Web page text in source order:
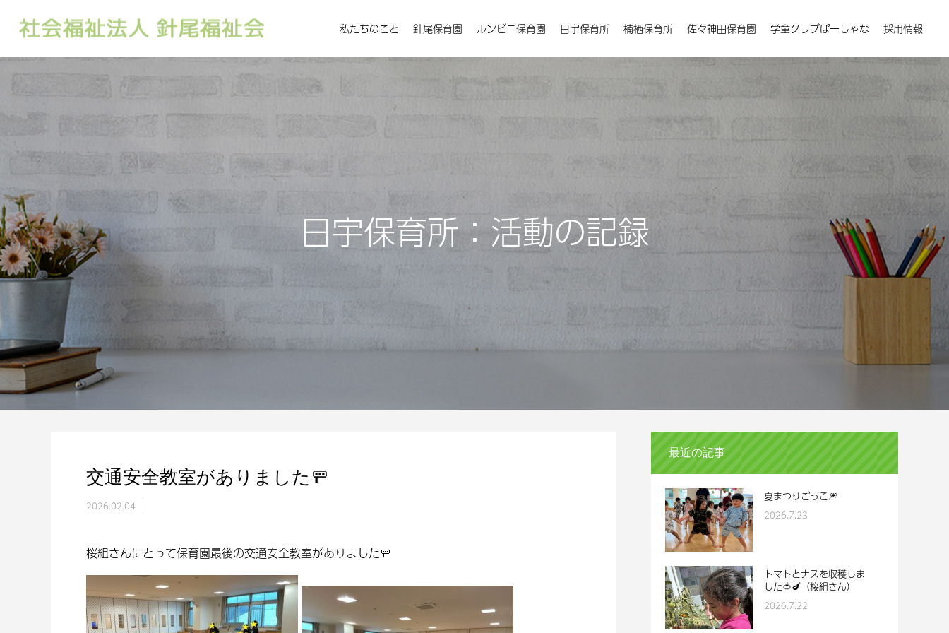
私たちのこと 針尾保育園 ルンビニ保育園 日宇保育所 楠栖保育所 佐々神田保育園 学童クラブぽーしゃな 採用情報
日宇保育所：活動の記録
交通安全教室がありました🚥
2026.02.04
桜組さんにとって保育園最後の交通安全教室がありました🚥
最近の記事
夏まつりごっこ🎆
2026.7.23
トマトとナスを収穫しま
した🍅🍆（桜組さん）
2026.7.22